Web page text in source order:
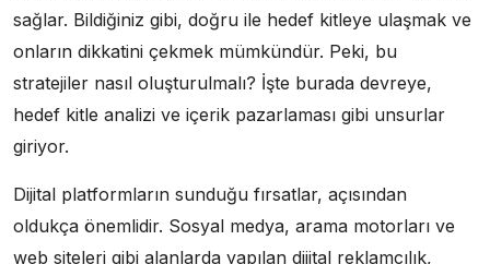
sağlar. Bildiğiniz gibi, doğru ile hedef kitleye ulaşmak ve
onların dikkatini çekmek mümkündür. Peki, bu
stratejiler nasıl oluşturulmalı? İşte burada devreye,
hedef kitle analizi ve içerik pazarlaması gibi unsurlar
giriyor.
Dijital platformların sunduğu fırsatlar, açısından
oldukça önemlidir. Sosyal medya, arama motorları ve
web siteleri gibi alanlarda yapılan dijital reklamcılık,